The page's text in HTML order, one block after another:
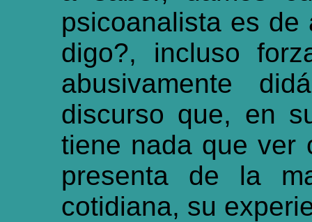
psicoanalista es de
digo?, incluso
abusivamente
discurso que, en
tiene nada que ver
presenta de la
cotidiana, su